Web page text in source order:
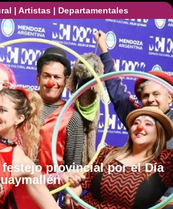
| Artistas | Departamentales
festejo provincial por el Día